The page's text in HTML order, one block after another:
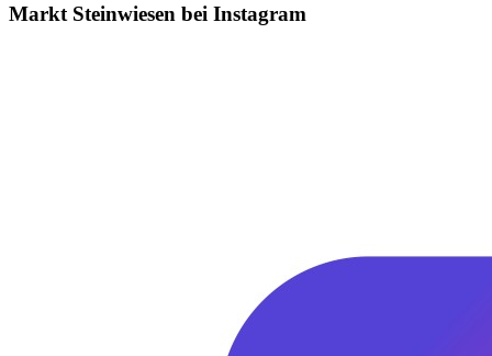
Markt Steinwiesen bei Instagram